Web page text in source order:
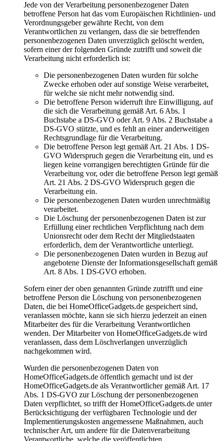
Jede von der Verarbeitung personenbezogener Daten
betroffene Person hat das vom Europäischen Richtlinien- und
Verordnungsgeber gewährte Recht, von dem
Verantwortlichen zu verlangen, dass die sie betreffenden
personenbezogenen Daten unverzüglich gelöscht werden,
sofern einer der folgenden Gründe zutrifft und soweit die
Verarbeitung nicht erforderlich ist:
Die personenbezogenen Daten wurden für solche
Zwecke erhoben oder auf sonstige Weise verarbeitet,
für welche sie nicht mehr notwendig sind.
Die betroffene Person widerruft ihre Einwilligung, auf
die sich die Verarbeitung gemäß Art. 6 Abs. 1
Buchstabe a DS-GVO oder Art. 9 Abs. 2 Buchstabe a
DS-GVO stützte, und es fehlt an einer anderweitigen
Rechtsgrundlage für die Verarbeitung.
Die betroffene Person legt gemäß Art. 21 Abs. 1 DS-
GVO Widerspruch gegen die Verarbeitung ein, und es
liegen keine vorrangigen berechtigten Gründe für die
Verarbeitung vor, oder die betroffene Person legt gemäß
Art. 21 Abs. 2 DS-GVO Widerspruch gegen die
Verarbeitung ein.
Die personenbezogenen Daten wurden unrechtmäßig
verarbeitet.
Die Löschung der personenbezogenen Daten ist zur
Erfüllung einer rechtlichen Verpflichtung nach dem
Unionsrecht oder dem Recht der Mitgliedstaaten
erforderlich, dem der Verantwortliche unterliegt.
Die personenbezogenen Daten wurden in Bezug auf
angebotene Dienste der Informationsgesellschaft gemäß
Art. 8 Abs. 1 DS-GVO erhoben.
Sofern einer der oben genannten Gründe zutrifft und eine
betroffene Person die Löschung von personenbezogenen
Daten, die bei HomeOfficeGadgets.de gespeichert sind,
veranlassen möchte, kann sie sich hierzu jederzeit an einen
Mitarbeiter des für die Verarbeitung Verantwortlichen
wenden. Der Mitarbeiter von HomeOfficeGadgets.de wird
veranlassen, dass dem Löschverlangen unverzüglich
nachgekommen wird.
Wurden die personenbezogenen Daten von
HomeOfficeGadgets.de öffentlich gemacht und ist der
HomeOfficeGadgets.de als Verantwortlicher gemäß Art. 17
Abs. 1 DS-GVO zur Löschung der personenbezogenen
Daten verpflichtet, so trifft der HomeOfficeGadgets.de unter
Berücksichtigung der verfügbaren Technologie und der
Implementierungskosten angemessene Maßnahmen, auch
technischer Art, um andere für die Datenverarbeitung